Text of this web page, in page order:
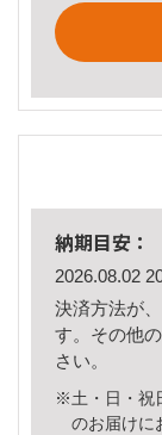
納期目安：
2026.08.02
決済方法が
す。その他
さい。
※土・日・祝
のお届けに